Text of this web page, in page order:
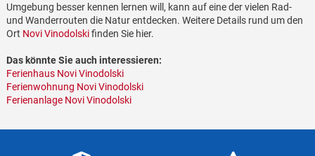
Umgebung besser kennen lernen will, kann auf eine der vielen Rad-
und Wanderrouten die Natur entdecken. Weitere Details rund um den
Ort Novi Vinodolskifinden Sie hier.
Das könnte Sie auch interessieren:
Ferienhaus Novi Vinodolski
Ferienwohnung Novi Vinodolski
Ferienanlage Novi Vinodolski